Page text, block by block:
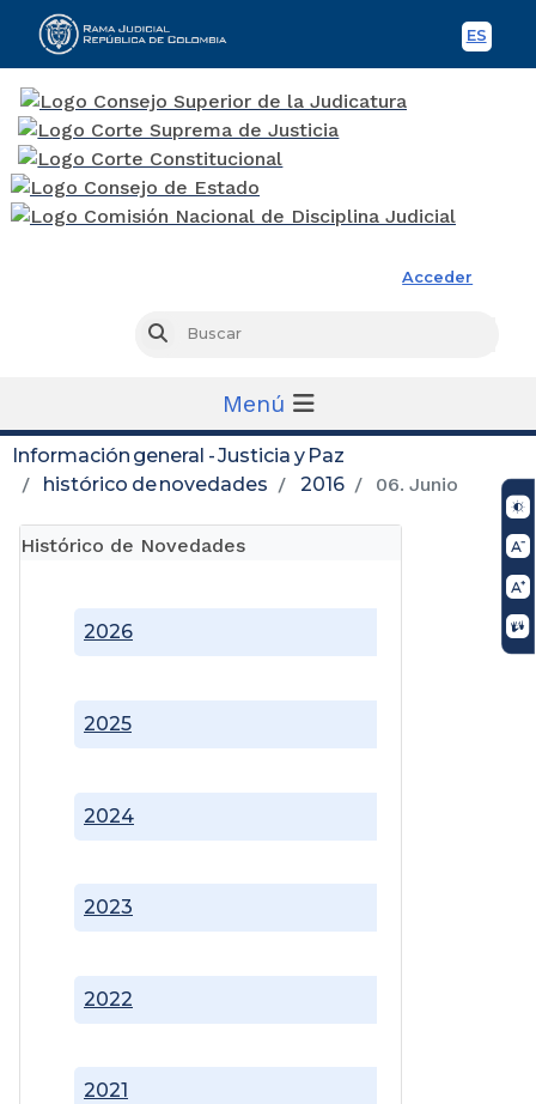
ES
Acceder
Buscar
Menú
Información general - Justicia y Paz
histórico de novedades
2016 06. Junio
Histórico de Novedades
2021
2022
2023
2024
2025
2026